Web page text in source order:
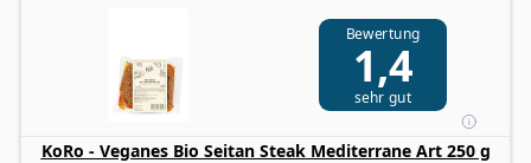
Bewertung
1,4
sehr gut
KoRo - Veganes Bio Seitan Steak Mediterrane Art 250 g